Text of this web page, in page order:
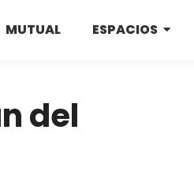
MUTUAL ESPACIOS
del